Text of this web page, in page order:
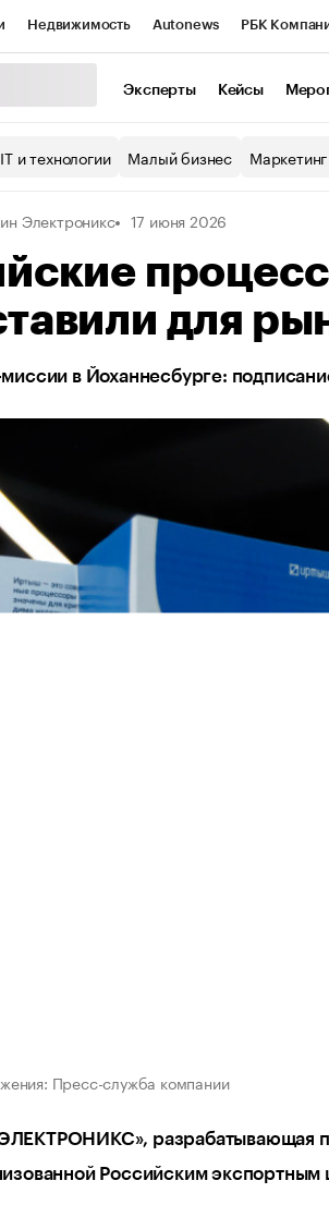
Недвижимость Autonews РБК
Экономика
Эксперты Кейсы
IT и технологии Малый бизнес
Электроникс 17 июня 2026
для
в Йоханнесбурге:
Пресс-служба компании
разрабатывающая
Российским